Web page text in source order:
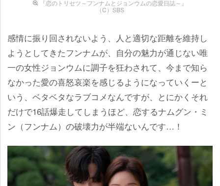
『恋のトリセツ～フンナムとジョンウムの恋愛日誌～』
（C）SBS
感情に振り回されないよう、人と適切な距離を維持し
ようとしてきたフンナムが、自分の魅力が通じない唯
一の女性ジョンウムに調子を狂わされて、今まで知ら
なかった愛の喜怒哀楽を感じるようになっていくーと
いう、ベタベタなラブコメなんですが、とにかくそれ
だけで16話爆走してしまうほど、恋するナムグン・ミ
ン（フンナム）の破壊力が半端ないんです…！